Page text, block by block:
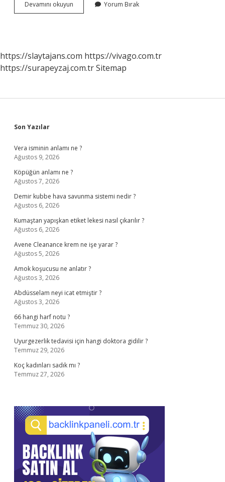
Devamını okuyun
Vermek
Yorum Bırak
https://slaytajans.com https://vivago.com.tr
https://surapeyzaj.com.trSitemap
Sidebar
Son Yazılar
Vera isminin anlamı ne ?
Ağustos 9, 2026
Köpüğün anlamı ne ?
Ağustos 7, 2026
Demir kubbe hava savunma sistemi nedir ?
Ağustos 6, 2026
Kumaştan yapışkan etiket lekesi nasıl çıkarılır ?
Ağustos 6, 2026
Avene Cleanance krem ne işe yarar ?
Ağustos 5, 2026
Amok koşucusu ne anlatır ?
Ağustos 3, 2026
Abdüsselam neyi icat etmiştir ?
Ağustos 3, 2026
66 hangi harf notu ?
Temmuz 30, 2026
Uyurgezerlik tedavisi için hangi doktora gidilir ?
Temmuz 29, 2026
Koç kadınları sadık mı ?
Temmuz 27, 2026